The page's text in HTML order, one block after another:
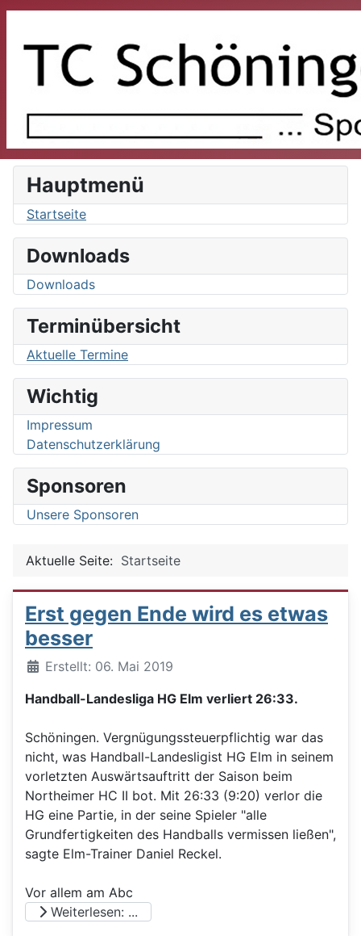
Hauptmenü
Startseite
Downloads
Downloads
Terminübersicht
Aktuelle Termine
Wichtig
Impressum
Datenschutzerklärung
Sponsoren
Unsere Sponsoren
Aktuelle Seite: Startseite
Erst gegen Ende wird es etwas
besser
DetailsErstellt: 06. Mai 2019
Handball-Landesliga HG Elm verliert 26:33.
Schöningen. Vergnügungssteuerpflichtig war das
nicht, was Handball-Landesligist HG Elm in seinem
vorletzten Auswärtsauftritt der Saison beim
Northeimer HC II bot. Mit 26:33 (9:20) verlor die
HG eine Partie, in der seine Spieler "alle
Grundfertigkeiten des Handballs vermissen ließen",
sagte Elm-Trainer Daniel Reckel.
Vor allem am Abc
Weiterlesen: ...